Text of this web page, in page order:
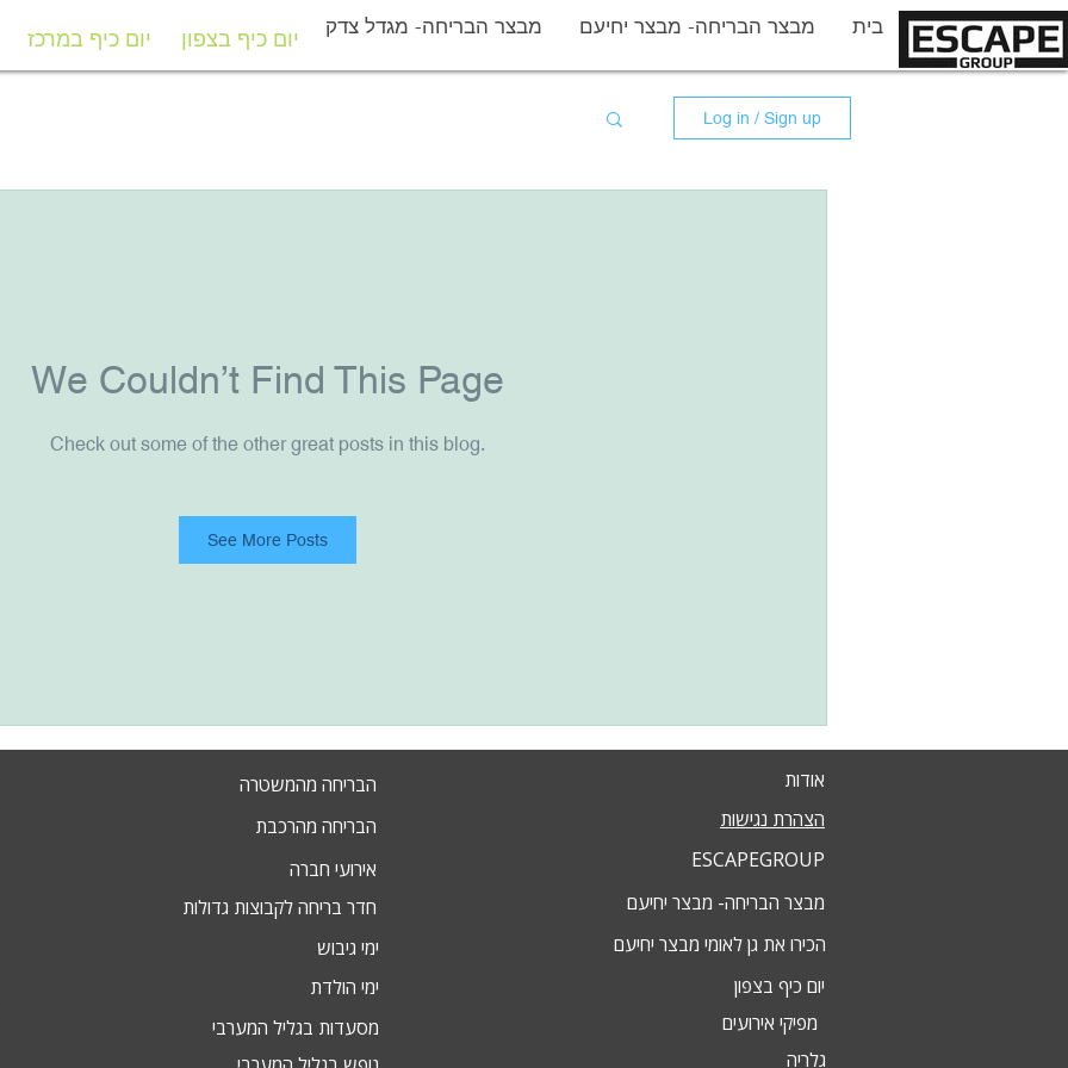
מבצר הבריחה- מגדל צדק מבצר הבריחה- מבצר יחיעם בית More
יום כיף בצפון יום כיף במרכז
Log in / Sign up
We Couldn’t Find This Page
Check out some of the other great posts in this blog.
See More Posts
הבריחה מהמשטרה
הבריחה מהרכבת
אירועי חברה
חדר בריחה לקבוצות גדולות
ימי גיבוש
ימי הולדת
מסעדות בגליל המערבי
אודות
הצהרת נגישות
ESCAPEGROUP
מבצר הבריחה- מבצר יחיעם
הכירו את גן לאומי מבצר יחיעם
יום כיף בצפון
מפיקי אירועים
גלריה